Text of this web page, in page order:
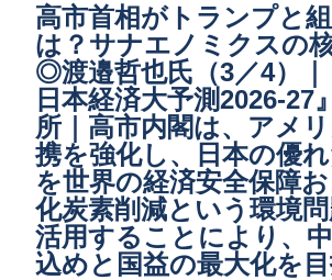
高市首相がトランプと
は？サナエノミクスの
◎渡邉哲也氏（3／4）｜
日本経済大予測2026-27
所｜高市内閣は、アメ
携を強化し、日本の優
を世界の経済安全保障
化炭素削減という環境
活用することにより、
込めと国益の最大化を目